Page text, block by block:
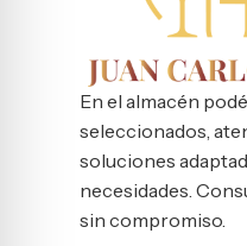
En el almacén
seleccionados,
soluciones
necesidades.
sin compromiso.